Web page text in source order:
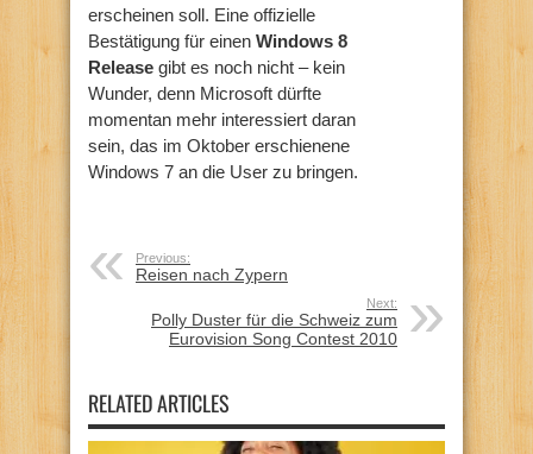
erscheinen soll. Eine offizielle
Bestätigung für einen Windows 8
Release gibt es noch nicht – kein
Wunder, denn Microsoft dürfte
momentan mehr interessiert daran
sein, das im Oktober erschienene
Windows 7 an die User zu bringen.
Previous:
Reisen nach Zypern
Next:
Polly Duster für die Schweiz zum
Eurovision Song Contest 2010
RELATED ARTICLES